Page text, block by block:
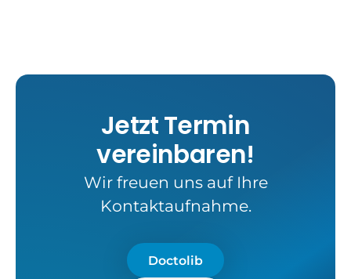
Jetzt Termin
vereinbaren!
Wir freuen uns auf Ihre
Kontaktaufnahme.
Doctolib